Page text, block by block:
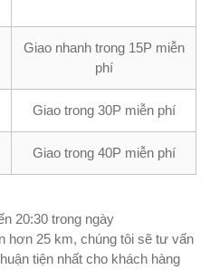
Giao nhanh trong 15P miễn
phí
Giao trong 30P miễn phí
Giao trong 40P miễn phí
20:30 trong ngày
hơn 25 km, chúng tôi sẽ tư vấn
tiện nhất cho khách hàng